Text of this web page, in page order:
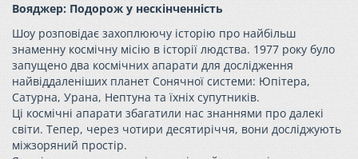
Вояджер: Подорож у нескінченність
Шоу розповідає захоплюючу історію про найбільш
знаменну космічну місію в історії людства. 1977 року було
запущено два космічних апарати для дослідження
найвіддаленіших планет Сонячної системи: Юпітера,
Сатурна, Урана, Нептуна та їхніх супутників.
Ці космічні апарати збагатили нас знаннями про далекі
світи. Тепер, через чотири десятиріччя, вони досліджують
міжзоряний простір.